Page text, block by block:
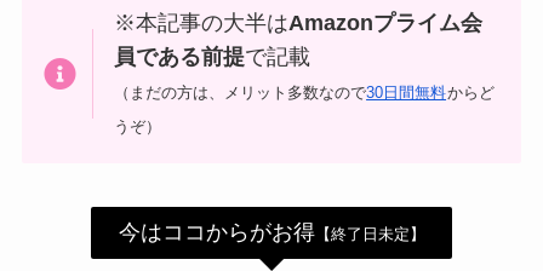
mineo
楽天Car車検
メルカリ
※本記事の大半はAmazonプライム会
員である前提で記載
（まだの方は、メリット多数なので30日間無料からど
うぞ）
今はココからがお得【終了日未定】